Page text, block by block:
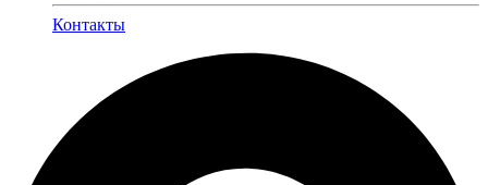
Контакты